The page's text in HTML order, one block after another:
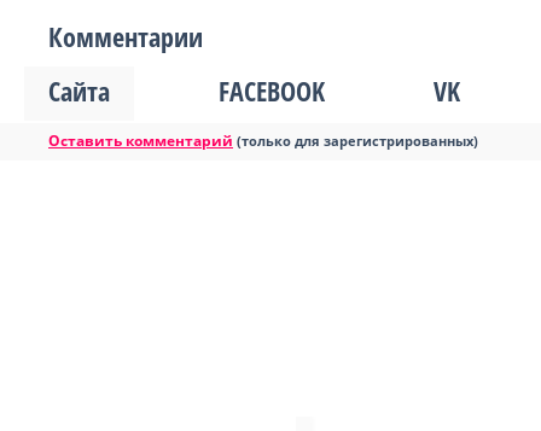
Комментарии
Сайта
FACEBOOK VK
Оставить комментарий (только для зарегистрированных)